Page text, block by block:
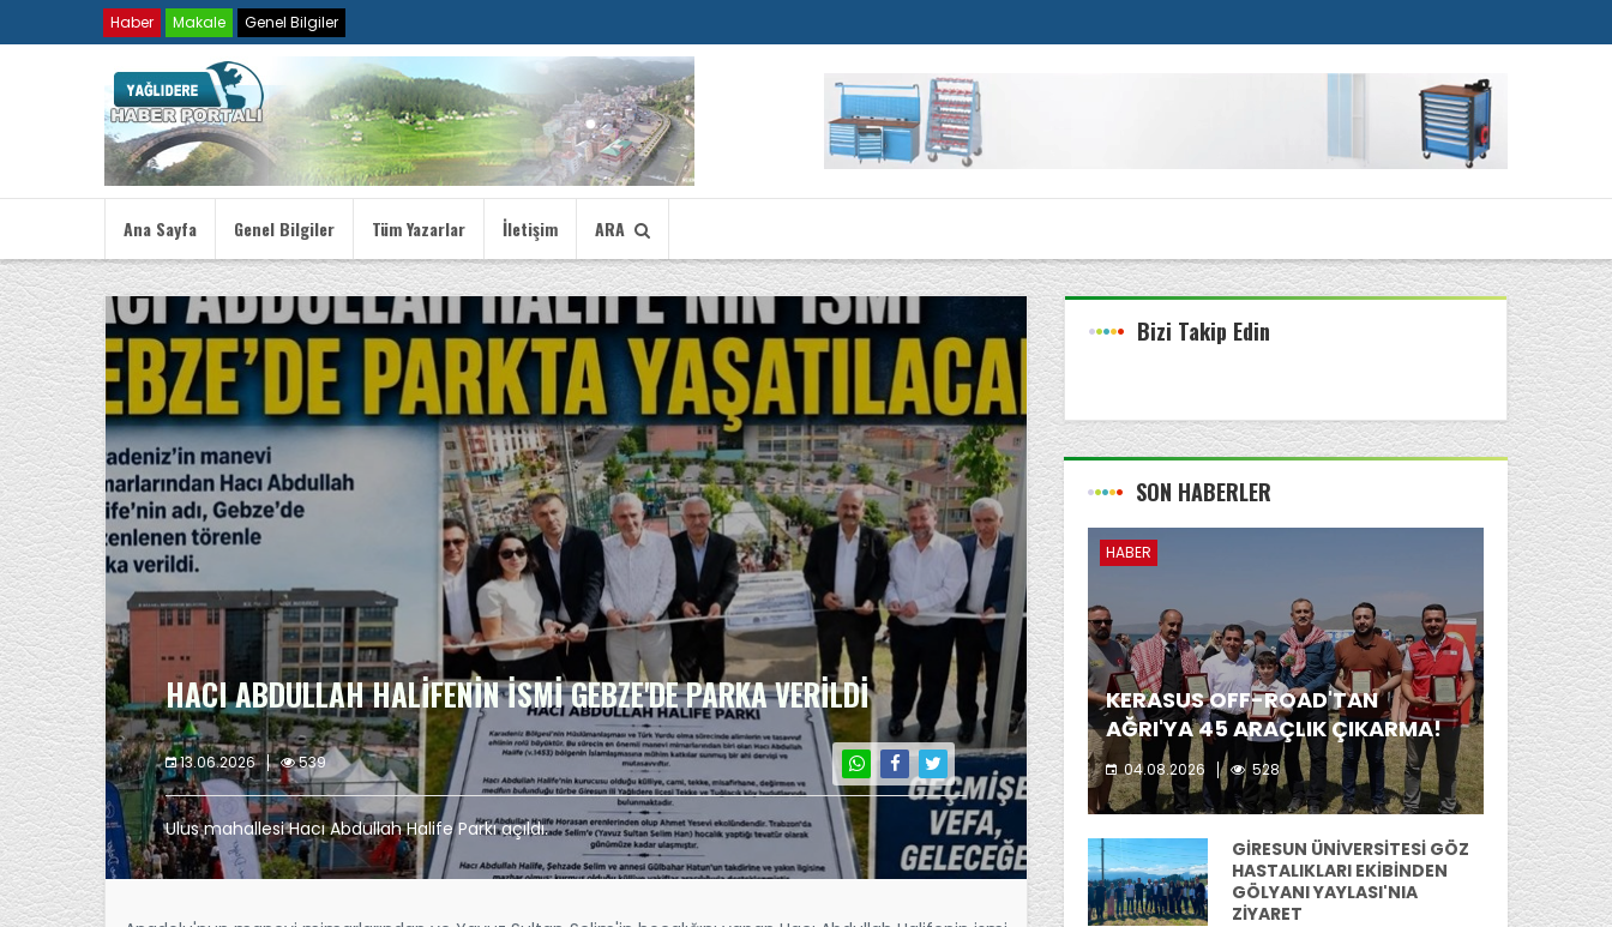
Haber Makale Genel Bilgiler
Ana Sayfa Genel Bilgiler Tüm Yazarlar İletişim ARA
HACI ABDULLAH HALİFENİN İSMİ GEBZE'DE PARKA VERİLDİ
13.06.2026 539
Ulus mahallesi Hacı Abdullah Halife Parkı açıldı.
Bizi Takip Edin
SON HABERLER
HABER
KERASUS OFF-ROAD'TAN
AĞRI'YA 45 ARAÇLIK ÇIKARMA!
04.08.2026 528
Kerasus Off-Road ekibi yer aldı.
GİRESUN ÜNİVERSİTESİ GÖZ
HASTALIKLARI EKİBİNDEN
GÖLYANI YAYLASI'NIA
ZİYARET